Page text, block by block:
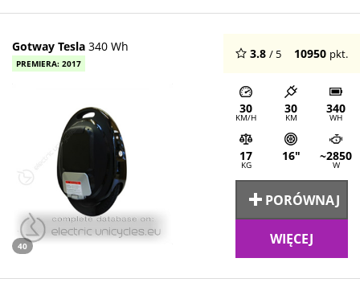
Gotway Tesla 340 Wh
PREMIERA: 2017
40
3.8 / 5 10950 pkt.
30
KM/H
30
KM
340
WH
17
KG
16" ~2850
W
PORÓWNAJ
WIĘCEJ